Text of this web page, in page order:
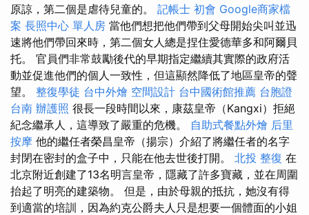
原諒，第二個是虐待兒童的。 記帳士 初會 Google商家檔
案 長照中心 單人房 當他們想把他們帶到父母開始尖叫並迅
速將他們帶回來時，第二個女人總是捏住愛德華多和阿爾貝
托。 官員們非常鼓勵後代的早期指定繼續其實際的政府活
動並促進他們的個人一致性，但這顯然降低了地區皇帝的聲
望。 整復學徒 台中外燴 空間設計 台中國術館推薦 台胞證
台南 辦護照 很長一段時間以來，康茲皇帝（Kangxi）拒絕
紀念繼承人，這導致了嚴重的危機。 自助式餐點外燴 后里
按摩 他的繼任者榮昌皇帝（揚宗）介紹了將繼任者的名字
封閉在密封的盒子中，只能在他去世後打開。 北投 整復 在
北京附近創建了13名明言皇帝，隱藏了許多寶藏，並在周圍
抬起了明亮的建築物。 但是，由於母親的抵抗，她沒有得
到適當的培訓，因為約克公爵夫人只是想要一個體面的小姐